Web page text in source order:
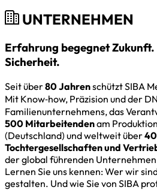
UNTERNEHMEN
Erfahrung begegnet
Sicherheit.
Seit über80 Jahrenschützt SIBA
Mit Know‑how, Präzision und der
Familienunternehmens, das
500 Mitarbeitendenam
(Deutschland) und weltweit über
Tochtergesellschaften und
der global führenden
Lernen Sie uns kennen: Wer wir
gestalten. Und wie Sie von SIBA